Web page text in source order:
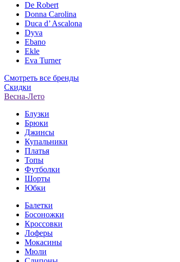
De Robert
Donna Carolina
Duca d’ Ascalona
Dyva
Ebano
Ekle
Eva Turner
Смотреть все бренды
Скидки
Весна-Лето
Блузки
Брюки
Джинсы
Купальники
Платья
Топы
Футболки
Шорты
Юбки
Балетки
Босоножки
Кроссовки
Лоферы
Мокасины
Мюли